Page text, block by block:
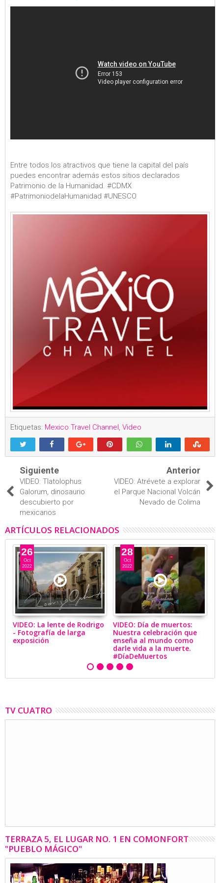
Entre todos los atractivos que tiene la capital del país
puedes encontrar además estos sitios declarados
Patrimonio de la Humanidad. #CDMX
#PatrimoniodelaHumanidad #UNESCO
Etiquetas: Mexico Travel Channel, Video
Siguiente
VIDEO: Tlatolophus
Galorum, dinosaurio
descubierto por
mexicanos
Anterior
VIDEO: Atrévete a explorar
el Parque Nacional Volcán
Nevado de Colima
ARTÍCULOS RELACIONADOS
26
Oct
2022
VIDEO: La lente de Rodrigo
- Fotografía de larga
exposición
28
Oct
2022
VIDEO: Día de muertos:
Nuestra celebración que
enseña al mundo como
darle vida a la muerte.
#DíaDeMuertos
TV CUATRO
TERRAZA 5, EL LUGAR NO. 1 EN COMONFORT
"PUEBLO MÁGICO"